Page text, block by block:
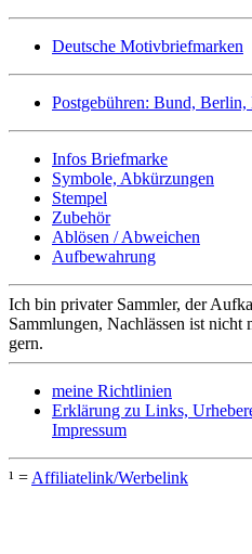
Deutsche Motivbriefmarken
Postgebühren: Bund,
Infos Briefmarke
Symbole, Abkürzungen
Stempel
Zubehör
Ablösen / Abweichen
Aufbewahrung
Ich bin privater Sammler, der
Sammlungen, Nachlässen ist
gern.
meine Richtlinien
Erklärung zu Links,
Impressum
¹ = Affiliatelink/Werbelink